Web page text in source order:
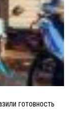
готовность